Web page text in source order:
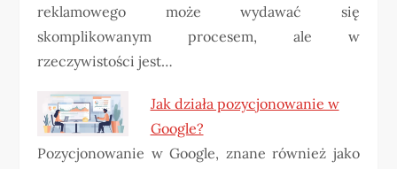
reklamowego może wydawać się
skomplikowanym procesem, ale w
rzeczywistości jest…
Jak działa pozycjonowanie w
Google?
Pozycjonowanie w Google, znane również jako